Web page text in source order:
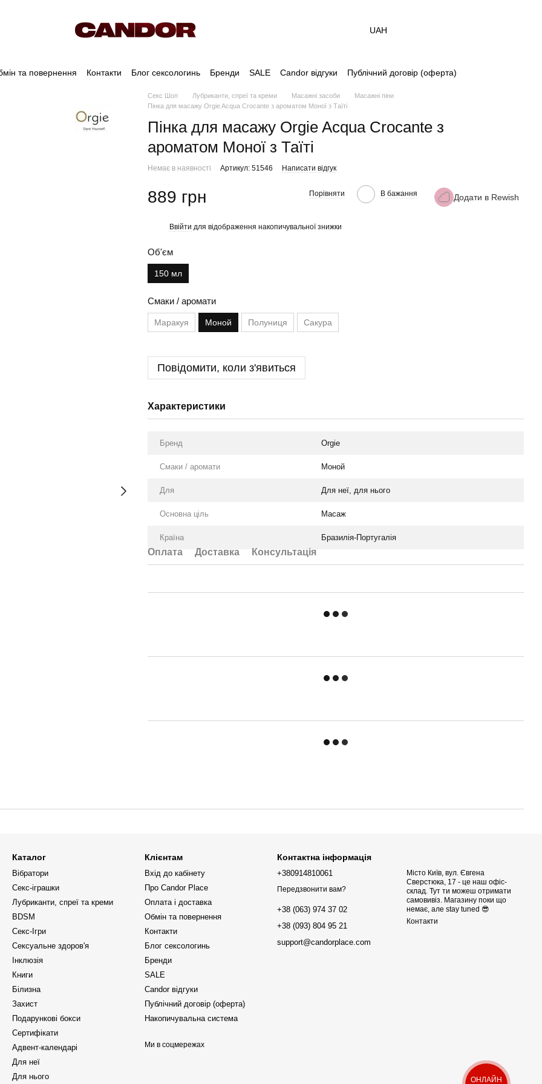
UAH
та повернення Контакти Блог сексологинь Бренди SALE Candor відгуки Публічний договір (оферта)
Секс Шоп Лубриканти, спреї та креми Масажні засоби
Масажні піни
Пінка для масажу Orgie Acqua Crocante з ароматом Моної з Таїті
Пінка для масажу Orgie Acqua Crocante з
ароматом Моної з Таїті
Немає в наявності Артикул: 51546 Написати відгук
889 грн Порівняти В бажання Додати в Rewish
Ввійти для відображення накопичувальної знижки
Об'єм
150 мл
Смаки / аромати
Маракуя Моной Полуниця Сакура
Повідомити, коли з'явиться
Характеристики
Бренд Orgie
Смаки / аромати Моной
Для Для неї, для нього
Основна ціль Масаж
Країна Бразилія-Португалія
Оплата Доставка Консультація
Каталог
Вібратори
Секс-іграшки
Лубриканти, спреї та креми
BDSM
Секс-Ігри
Сексуальне здоров'я
Інклюзія
Книги
Білизна
Захист
Подарункові бокси
Сертифікати
Адвент-календарі
Для неї
Для нього
Клієнтам
Вхід до кабінету
Про Candor Place
Оплата і доставка
Обмін та повернення
Контакти
Блог сексологинь
Бренди
SALE
Candor відгуки
Публічний договір (оферта)
Накопичувальна система
Ми в соцмережах
Контактна інформація
+380914810061
Передзвонити вам?
+38 (063) 974 37 02
+38 (093) 804 95 21
support@candorplace.com
Місто Київ, вул. Євгена
Сверстюка, 17 - це наш офіс-
склад. Тут ти можеш отримати
самовивіз. Магазину поки що
немає, але stay tuned 😎
Контакти
ОНЛАЙН